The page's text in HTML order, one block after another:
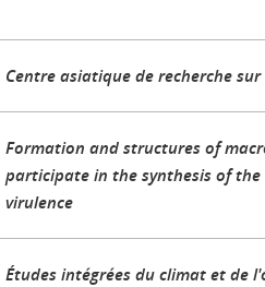
Centre asiatique de recherche
Formation and structures of
participate in the synthesis of
virulence
Études intégrées du climat et de